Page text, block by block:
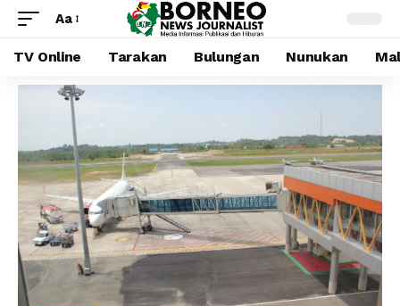
Aa
TV Online Tarakan Bulungan Nunukan